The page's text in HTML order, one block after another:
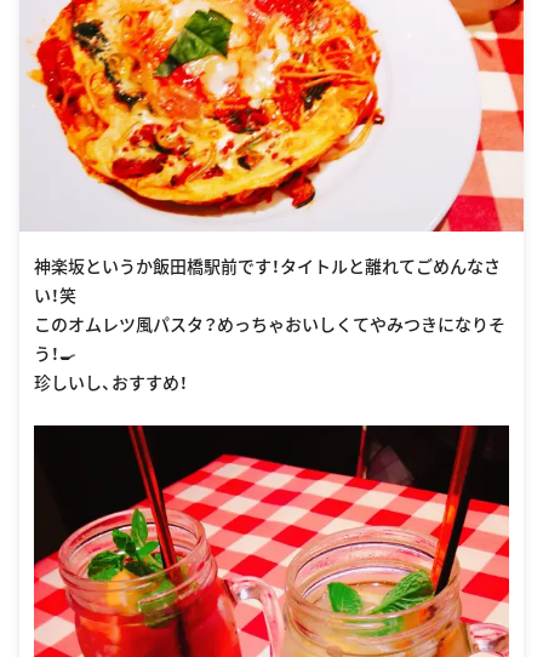
神楽坂というか飯田橋駅前です！タイトルと離れてごめんなさ
い！笑
このオムレツ風パスタ？めっちゃおいしくてやみつきになりそ
う！🍳
珍しいし、おすすめ！